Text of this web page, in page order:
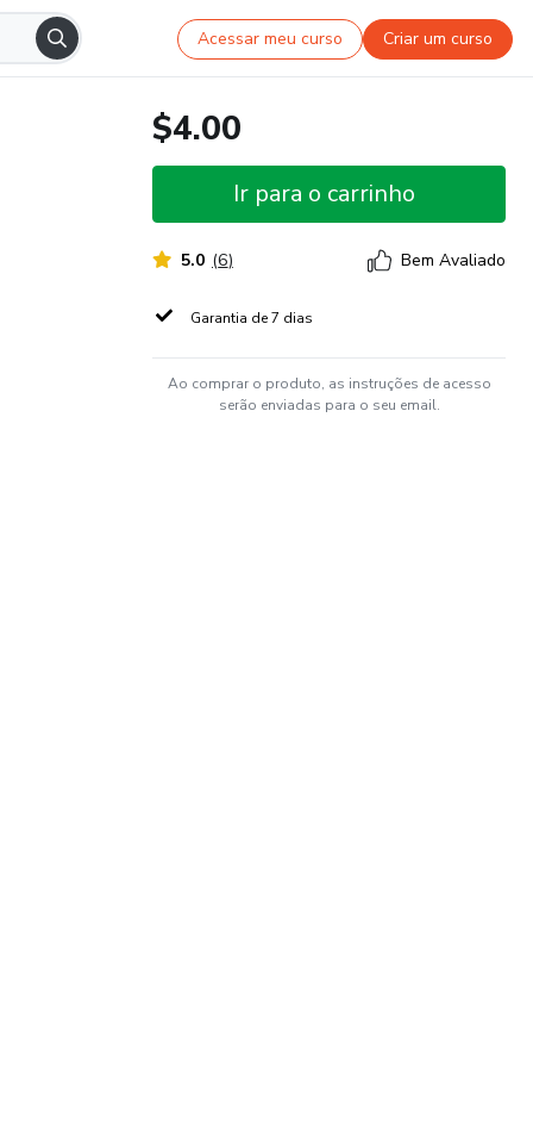
Acessar meu curso Criar um curso
$4.00
Ir para o carrinho
5.0 (6) Bem Avaliado
Garantia de 7 dias
Ao comprar o produto, as instruções de acesso
serão enviadas para o seu email.